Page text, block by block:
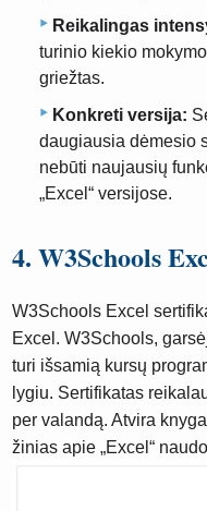
Reikalingas
turinio kiekio
griežtas.
Konkreti versija:
daugiausia dėmesio
nebūti naujausių
„Excel“ versijose.
4. W3Schools
W3Schools Excel
Excel. W3Schools,
turi išsamią kursų
lygiu. Sertifikatas
per valandą. Atvira
žinias apie „Excel“